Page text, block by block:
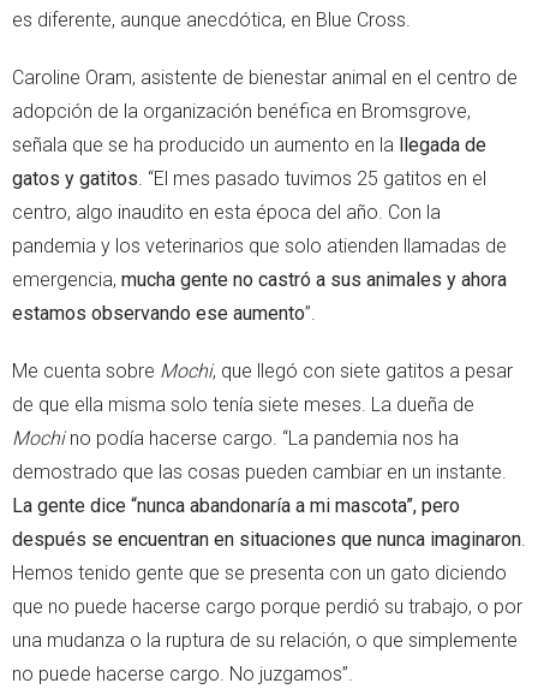
es diferente, aunque anecdótica, en Blue Cross.
Caroline Oram, asistente de bienestar animal en el centro de
adopción de la organización benéfica en Bromsgrove,
señala que se ha producido un aumento en la
llegada de
gatos y gatitos. “El mes pasado tuvimos 25 gatitos en el
centro, algo inaudito en esta época del año. Con la
pandemia y los veterinarios que solo atienden llamadas de
emergencia, mucha gente no castró a sus animales y ahora
estamos observando ese aumento”.
Me cuenta sobre Mochi, que llegó con siete gatitos a pesar
de que ella misma solo tenía siete meses. La dueña de
Mochino podía hacerse cargo. “La pandemia nos ha
demostrado que las cosas pueden cambiar en un instante.
La gente dice “nunca abandonaría a mi mascota”, pero
después se encuentran en situaciones que nunca imaginaron.
Hemos tenido gente que se presenta con un gato diciendo
que no puede hacerse cargo porque perdió su trabajo, o por
una mudanza o la ruptura de su relación, o que simplemente
no puede hacerse cargo. No juzgamos”.